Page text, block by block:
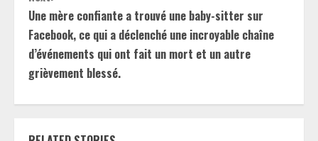
t
i
n
u
Une mère confiante a trouvé une baby-sitter sur
Facebook, ce qui a déclenché une incroyable chaîne
d’événements qui ont fait un mort et un autre
grièvement blessé.